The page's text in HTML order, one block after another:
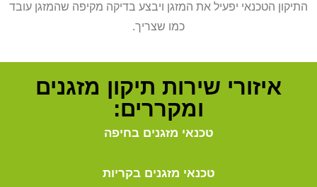
התיקון הטכנאי יפעיל את המזגן ויבצע בדיקה מקיפה שהמזגן עובד
כמו שצריך.
איזורי שירות תיקון מזגנים
ומקררים:
טכנאי מזגנים בחיפה
טכנאי מזגנים בקריות